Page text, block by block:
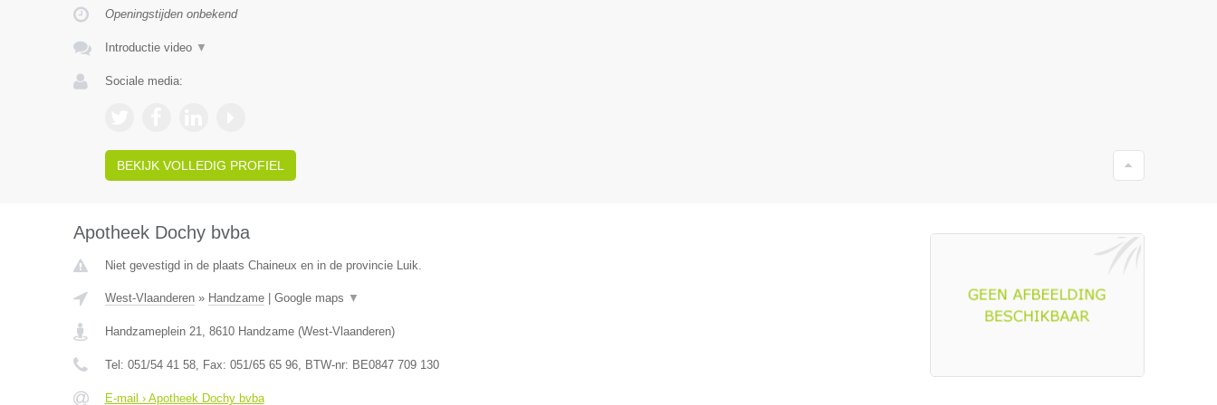
Openingstijden onbekend
Introductie video ▼
Sociale media:
BEKIJK VOLLEDIG PROFIEL
Apotheek Dochy bvba
Niet gevestigd in de plaats Chaineux en in de provincie Luik.
West-Vlaanderen» Handzame| Google maps ▼
Handzameplein 21, 8610 Handzame(West-Vlaanderen)
Tel: 051/54 41 58, Fax: 051/65 65 96, BTW-nr: BE0847 709 130
E-mail › Apotheek Dochy bvba